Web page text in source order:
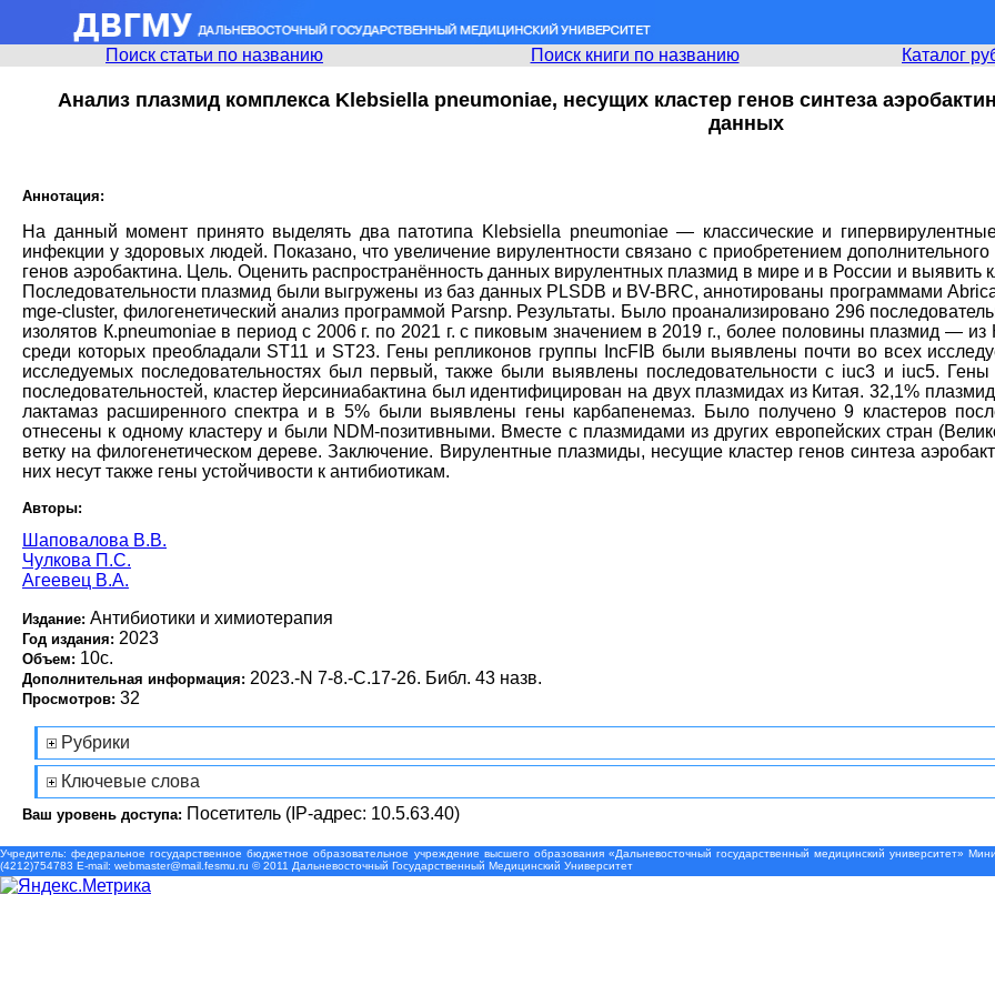
Поиск статьи по названию Поиск книги по названию Каталог
Анализ плазмид комплекса Klebsiella pneumoniae, несущих кластер генов синтеза
данных
Аннотация:
На данный момент принято выделять два патотипа Klebsiella pneumoniae — классические и
инфекции у здоровых людей. Показано, что увеличение вирулентности связано с приобретением
генов аэробактина. Цель. Оценить распространённость данных вирулентных плазмид в мире и в России и
Последовательности плазмид были выгружены из баз данных PLSDB и BV-BRC, аннотированы программами
mge-cluster, филогенетический анализ программой Parsnp. Результаты. Было проанализировано 296
изолятов К.рnеumoniae в период с 2006 г. по 2021 г. с пиковым значением в 2019 г., более половины плазмид —
среди которых преобладали ST11 и ST23. Гены репликонов группы IncFIB были выявлены почти во всех
исследуемых последовательностях был первый, также были выявлены последовательности с iuc3 и iuc5.
последовательностей, кластер йерсиниабактина был идентифицирован на двух плазмидах из Китая. 32,1%
лактамаз расширенного спектра и в 5% были выявлены гены карбапенемаз. Было получено 9 кластеров
отнесены к одному кластеру и были NDM-позитивными. Вместе с плазмидами из других европейских стран
ветку на филогенетическом дереве. Заключение. Вирулентные плазмиды, несущие кластер генов синтеза
них несут также гены устойчивости к антибиотикам.
Авторы:
Шаповалова В.В.
Чулкова П.С.
Агеевец В.А.
Издание: Антибиотики и химиотерапия
Год издания: 2023
Объем: 10с.
Дополнительная информация: 2023.-N 7-8.-С.17-26. Библ. 43 назв.
Просмотров: 32
Рубрики
Ключевые слова
Ваш уровень доступа: Посетитель (IP-адрес: 10.5.63.40)
Учредитель: федеральное государственное бюджетное образовательное учреждение высшего образования «Дальневосточный государственный медицинский университет»
(4212)754783 Е-mail: webmaster@mail.fesmu.ru © 2011 Дальневосточный Государственный Медицинский Университет